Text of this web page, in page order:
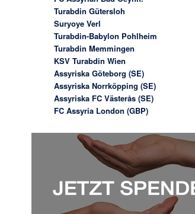
Turabdin Gütersloh
Suryoye Verl
Turabdin-Babylon Pohlheim
Turabdin Memmingen
KSV Turabdin Wien
Assyriska Göteborg (SE)
Assyriska Norrköpping (SE)
Assyriska FC Västerås (SE)
FC Assyria London (GBP)